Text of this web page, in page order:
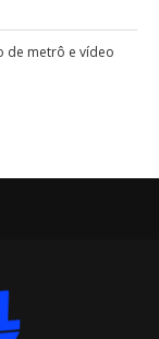
de metrô e vídeo